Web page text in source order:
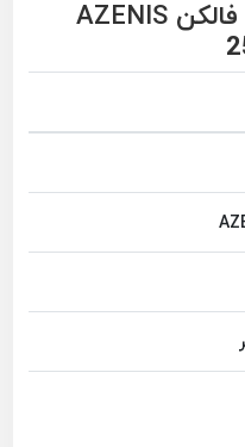
مشخصات فنی لاستیک فالکن AZENIS